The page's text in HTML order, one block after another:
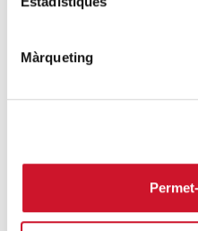
Màrqueting
SEGUEIX LLEGINT
4.100 persones en
extraordinari de
SEGUEIX LLEGINT